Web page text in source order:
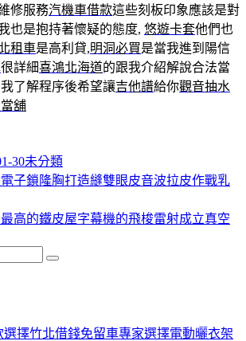
修服務汽機車借款這些刻板印象應該是對
也是抱持著懷疑的態度, 悠遊卡套他們也
租車是高利貸,明洞必買是當我進到陽信
很詳細喜鴻北海道的跟我介紹解說合法當
了解程序後希望讓吉他譜給你觀音抽水
舖
30類
未分類
子鎖隆胸打造縫雙眼皮音波拉皮作戰乳
高的鐵皮屋字幕機的飛梭雷射成立真空
擇竹北借錢免留車專家選擇電動曬衣架